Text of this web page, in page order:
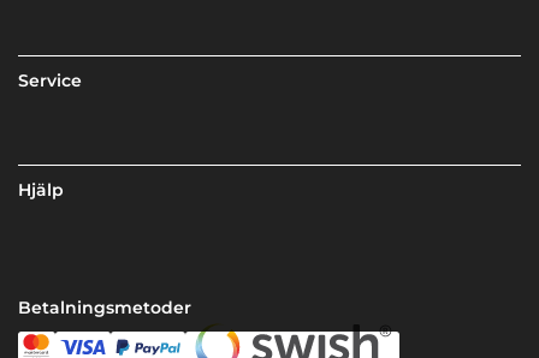
Service
Hjälp
Betalningsmetoder